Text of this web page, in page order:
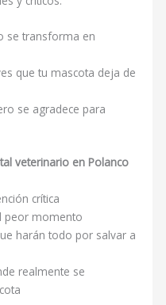
se transforma en
que tu mascota deja de
se agradece para
veterinario en Polanco
crítica
peor momento
harán todo por salvar a
realmente se